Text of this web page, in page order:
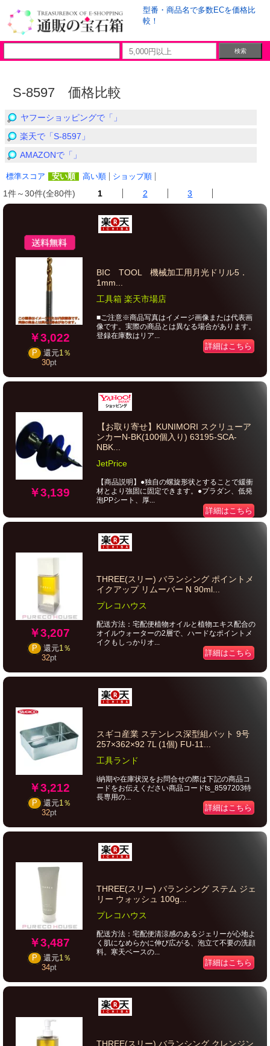
型番・商品名で多数ECを価格比
較！
S-8597 価格比較
ヤフーショッピングで「」
楽天で「S-8597」
AMAZONで「」
標準スコア 安い順 高い順 ショップ順
1件～30件(全80件) 1 2 3
￥3,022
P 還元1％
30pt
BIC TOOL 機械加工用月光ドリル5．
1mm...
工具箱 楽天市場店
■ご注意※商品写真はイメージ画像または代表画
像です。実際の商品とは異なる場合があります。
登録在庫数はリア...
詳細はこちら
￥3,139
【お取り寄せ】KUNIMORI スクリューア
ンカーN-BK(100個入り) 63195-SCA-
NBK...
JetPrice
【商品説明】●独自の螺旋形状とすることで緩衝
材とより強固に固定できます。●プラダン、低発
泡PPシート、厚...
詳細はこちら
￥3,207
P 還元1％
32pt
THREE(スリー) バランシング ポイントメ
イクアップ リムーバー N 90ml...
プレコハウス
配送方法：宅配便植物オイルと植物エキス配合の
オイルウォーターの2層で、ハードなポイントメ
イクもしっかりオ...
詳細はこちら
￥3,212
P 還元1％
32pt
スギコ産業 ステンレス深型組バット 9号
257×362×92 7L (1個) FU-11...
工具ランド
i納期や在庫状況をお問合せの際は下記の商品コ
ードをお伝えください商品コードts_8597203特
長専用の...
詳細はこちら
￥3,487
P 還元1％
34pt
THREE(スリー) バランシング ステム ジェ
リー ウォッシュ 100g...
プレコハウス
配送方法：宅配便清涼感のあるジェリーが心地よ
く肌になめらかに伸び広がる、泡立て不要の洗顔
料。寒天ベースの...
詳細はこちら
THREE(スリー) バランシング クレンジン